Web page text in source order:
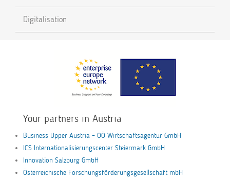
Digitalisation
Your partners in Austria
Business Upper Austria – OÖ Wirtschaftsagentur GmbH
ICS Internationalisierungscenter Steiermark GmbH
Innovation Salzburg GmbH
Österreichische Forschungsförderungsgesellschaft mbH